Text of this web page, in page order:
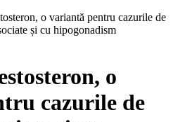
o variantă pentru cazurile de
și cu hipogonadism
o
cazurile de